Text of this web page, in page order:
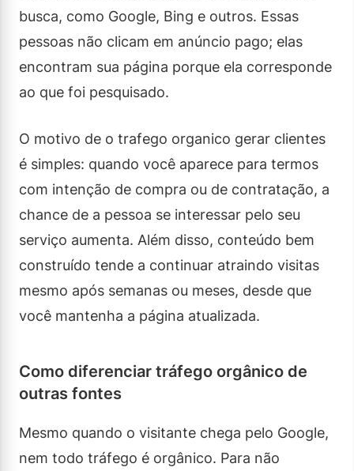
busca, como Google, Bing e outros. Essas
pessoas não clicam em anúncio pago; elas
encontram sua página porque ela corresponde
ao que foi pesquisado.
O motivo de o trafego organico gerar clientes
é simples: quando você aparece para termos
com intenção de compra ou de contratação, a
chance de a pessoa se interessar pelo seu
serviço aumenta. Além disso, conteúdo bem
construído tende a continuar atraindo visitas
mesmo após semanas ou meses, desde que
você mantenha a página atualizada.
Como diferenciar tráfego orgânico de
outras fontes
Mesmo quando o visitante chega pelo Google,
nem todo tráfego é orgânico. Para não